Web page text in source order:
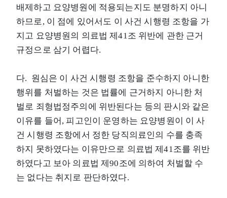
배제하고 요양병원에 적용되는지도 분명하지 아니
하므로, 이 점에 있어서도 이 사건 시행령 조항을 가
지고 요양병원의 의료법 제41조 위반에 관한 근거
규정으로 삼기 어렵다.
다. 원심은 이 사건 시행령 조항을 준수하지 아니한
행위를 처벌하는 것은 법률에 근거하지 아니한 처
벌로 죄형법정주의에 위반된다는 등의 판시와 같은
이유를 들어, 피고인이 운영하는 요양병원이 이 사
건 시행령 조항에서 정한 당직의료인의 수를 충족
하지 못하였다는 이유만으로 의료법 제41조를 위반
하였다고 보아 의료법 제90조에 의하여 처벌할 수
는 없다는 취지로 판단하였다.